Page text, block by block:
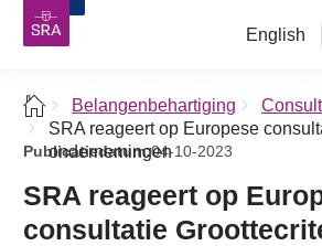
English
Belangenbehartiging
SRA reageert op Europese
ondernemingen
Publicatiedatum:04-10-2023
SRA reageert op
consultatie